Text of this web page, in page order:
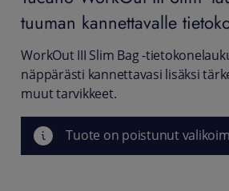
tuuman kannettavalle
WorkOut III Slim Bag -
näppärästi kannettavasi lisäksi
muut tarvikkeet.
Tuote on poistunut